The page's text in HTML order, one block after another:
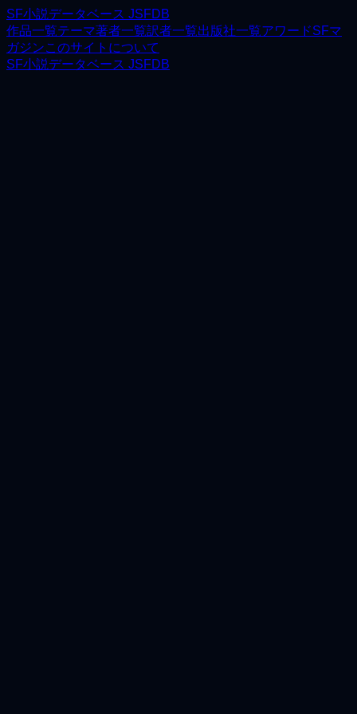
SF小説データベース JSFDB
作品一覧テーマ著者一覧訳者一覧出版社一覧アワードSFマ
ガジンこのサイトについて
SF小説データベース JSFDB